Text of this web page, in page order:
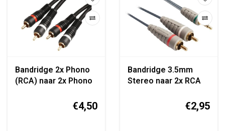
Bandridge 2x Phono
(RCA) naar 2x Phono
€4,50
Bandridge 3.5mm
Stereo naar 2x RCA
€2,95